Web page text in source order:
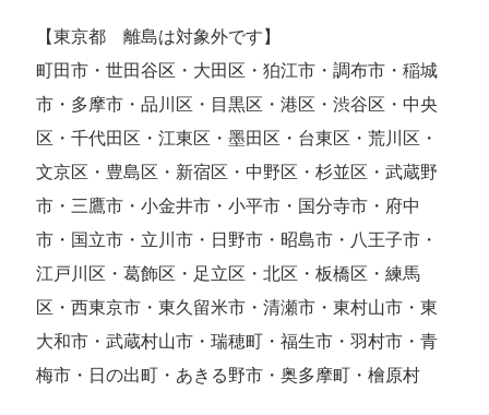
【東京都 離島は対象外です】
町田市・世田谷区・大田区・狛江市・調布市・稲城
市・多摩市・品川区・目黒区・港区・渋谷区・中央
区・千代田区・江東区・墨田区・台東区・荒川区・
文京区・豊島区・新宿区・中野区・杉並区・武蔵野
市・三鷹市・小金井市・小平市・国分寺市・府中
市・国立市・立川市・日野市・昭島市・八王子市・
江戸川区・葛飾区・足立区・北区・板橋区・練馬
区・西東京市・東久留米市・清瀬市・東村山市・東
大和市・武蔵村山市・瑞穂町・福生市・羽村市・青
梅市・日の出町・あきる野市・奥多摩町・檜原村